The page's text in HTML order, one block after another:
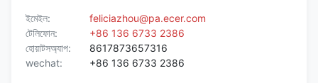
ইমেইল:
feliciazhou@pa.ecer.com
টেলিফোন:
+86 136 6733 2386
হোয়াটসঅ্যাপ:
8617873657316
wechat:
+86 136 6733 2386